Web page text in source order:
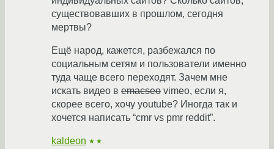
существовавших в прошлом, сегодня
мертвы?
Ещё народ, кажется, разбежался по
социальным сетям и пользователи именно
туда чаще всего переходят. Зачем мне
искать видео в emacseo vimeo, если я,
скорее всего, хочу youtube? Иногда так и
хочется написать “cmr vs pmr reddit”.
kaldeon ★★